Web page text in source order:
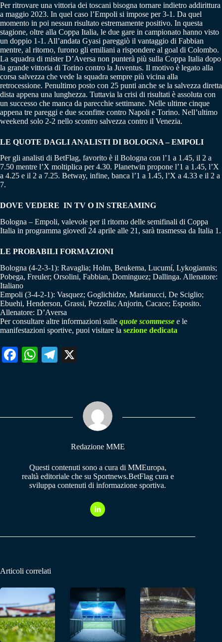
Per ritrovare una vittoria dei toscani bisogna tornare indietro addirittura
a maggio 2023. In quel caso l’Empoli si impose per 3-1. Da quel
momento in poi nessun risultato estremamente positivo. In questa
stagione, oltre alla Coppa Italia, le due gare in campionato hanno visto
un doppio 1-1. All’andata Gyasi pareggiò il vantaggio di Fabbian
mentre, al ritorno, furono gli emiliani a rispondere al goal di Colombo.
La squadra di mister D’Aversa non punterà più sulla Coppa Italia dopo
la grande vittoria di Torino contro la Juventus. Il motivo è legato alla
corsa salvezza che vede la squadra sempre più vicina alla
retrocessione. Penultimo posto con 25 punti anche se la salvezza diretta
dista appena una lunghezza. Tuttavia la crisi di risultati è assoluta con
un successo che manca da parecchie settimane. Nelle ultime cinque
appena tre pareggi e due sconfitte contro Napoli e Torino. Nell’ultimo
weekend solo 2-2 nello scontro salvezza contro il Venezia.
LE QUOTE DAGLI ANALISTI DI BOLOGNA – EMPOLI
Per gli analisti di BetFlag, favorito è il Bologna con l’1 a 1.45, il 2 a
7.50 mentre l’X moltiplica per 4.30. Planetwin propone l’1 a 1.45, l’X
a 4.25 e il 2 a 7.25. Betway, infine, banca l’1 a 1.45, l’X a 4.33 e il 2 a
7.
DOVE VEDERE IN TV O IN STREAMING
Bologna – Empoli, valevole per il ritorno delle semifinali di Coppa
Italia in programma giovedì 24 aprile alle 21, sarà trasmessa da Italia 1.
LE PROBABILI FORMAZIONI
Bologna (4-2-3-1): Ravaglia; Holm, Beukema, Lucumí, Lykogiannis;
Pobega, Freuler; Orsolini, Fabbian, Dominguez; Dallinga. Allenatore:
Italiano
Empoli (3-4-2-1): Vasquez; Goglichidze, Marianucci, De Sciglio;
Ebuehi, Henderson, Grassi, Pezzella; Anjorin, Cacace; Esposito.
Allenatore: D’Aversa
Per consultare altre informazioni sulle quote scommesse e le
manifestazioni sportive, puoi visitare la sezione dedicata
Fa W
pp
Te
m
Redazione MME
Questi contenuti sono a cura di MMEuropa,
realtà editoriale che su Sportnews.BetFlag cura e
sviluppa contenuti di informazione sportiva.
Articoli correlati